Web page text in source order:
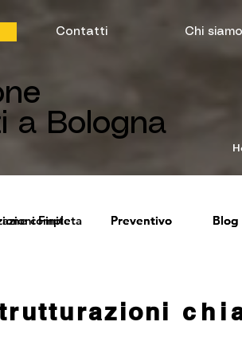
Contatti Chi siamo
a Bologna
Finite Preventivo Blog
completa Preventivo Blog